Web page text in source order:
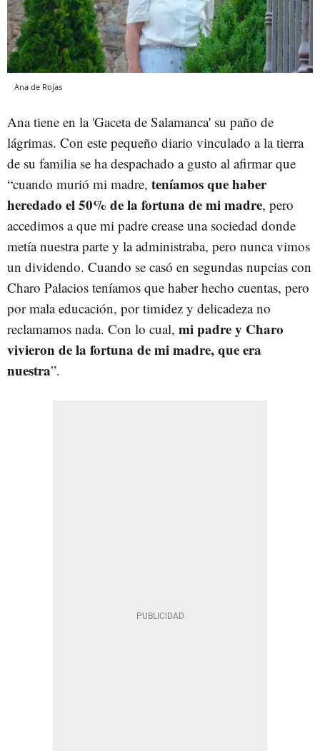
Ana de Rojas
Ana tiene en la 'Gaceta de Salamanca' su paño de
lágrimas. Con este pequeño diario vinculado a la tierra
de su familia se ha despachado a gusto al afirmar que
“cuando murió mi madre, teníamos que haber
heredado el 50% de la fortuna de mi madre, pero
accedimos a que mi padre crease una sociedad donde
metía nuestra parte y la administraba, pero nunca vimos
un dividendo. Cuando se casó en segundas nupcias con
Charo Palacios teníamos que haber hecho cuentas, pero
por mala educación, por timidez y delicadeza no
reclamamos nada. Con lo cual, mi padre y Charo
vivieron de la fortuna de mi madre, que era
nuestra”.